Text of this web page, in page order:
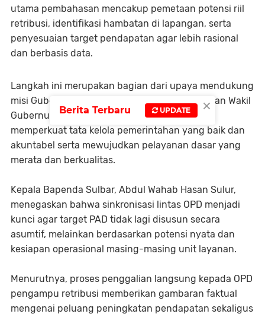
utama pembahasan mencakup pemetaan potensi riil
retribusi, identifikasi hambatan di lapangan, serta
penyesuaian target pendapatan agar lebih rasional
dan berbasis data.
Langkah ini merupakan bagian dari upaya mendukung
misi Gubernur Sulawesi Barat, Suhardi Duka dan Wakil
Gubernur Salim S. Mengga, khususnya dalam
memperkuat tata kelola pemerintahan yang baik dan
akuntabel serta mewujudkan pelayanan dasar yang
merata dan berkualitas.
Kepala Bapenda Sulbar, Abdul Wahab Hasan Sulur,
menegaskan bahwa sinkronisasi lintas OPD menjadi
kunci agar target PAD tidak lagi disusun secara
asumtif, melainkan berdasarkan potensi nyata dan
kesiapan operasional masing-masing unit layanan.
Menurutnya, proses penggalian langsung kepada OPD
pengampu retribusi memberikan gambaran faktual
mengenai peluang peningkatan pendapatan sekaligus
×
Berita Terbaru UPDATE